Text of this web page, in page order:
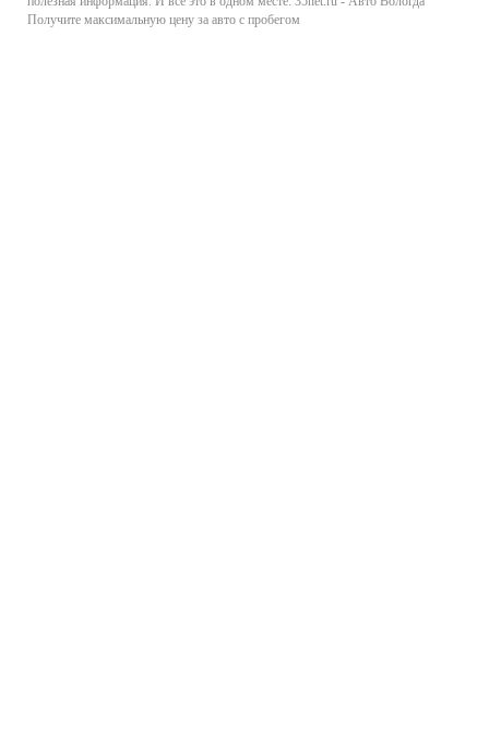
Получите максимальную цену за авто с пробегом